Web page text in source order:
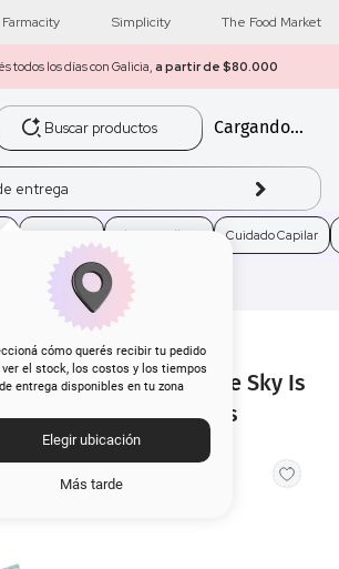
Farmacity Simplicity The Food Market
todos los días con Galicia, a partir de $80.000
productos
Cargando...
entrega
cómo querés recibir tu pedido
ver el stock, los costos y los tiempos
de entrega disponibles en tu zona
Elegir ubicación
Más tarde
Electro Belleza Cuidado Capilar
para Ojos Extreme Sky Is
Nightfall 9 Colores